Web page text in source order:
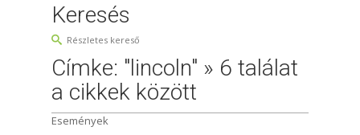
Keresés
Részletes kereső
Címke: "lincoln" » 6 találat
a cikkek között
Események